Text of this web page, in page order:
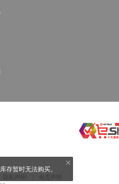
隐私声明
免责声明
存暂时无法购买。